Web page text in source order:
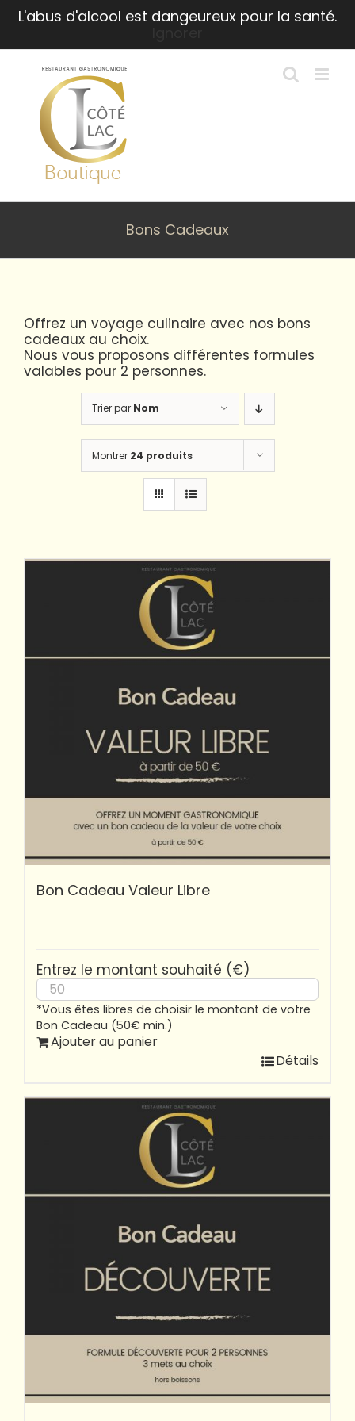
L'abus d'alcool est dangeureux pour la santé.
Passer
Bons Cadeaux
Offrez un voyage culinaire avec nos bons
cadeaux au choix.
Nous vous proposons différentes formules
valables pour 2 personnes.
Trier par Nom
Montrer 24 produits
Bon Cadeau Valeur Libre
Entrez le montant souhaité (€)
*Vous êtes libres de choisir le montant de votre
Bon Cadeau (50€ min.)
Ajouter au panier
Détails